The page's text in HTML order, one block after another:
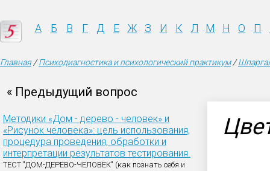
А Б В Г Д Е Ж З И К Л М Н О П
Главная/Психодиагностика и психологический практикум/
« Предыдущий вопрос
Методики «Дом - дерево - человек» и
«Рисунок человека»: цель использования,
процедура проведения, обработки и
интерпретации результатов тестирования.
ТЕСТ "ДОМ-ДЕРЕВО-ЧЕЛОВЕК" (как познать себя и